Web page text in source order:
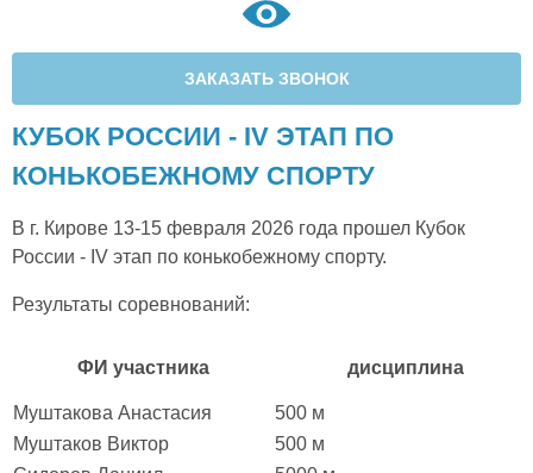
ЗАКАЗАТЬ ЗВОНОК
КУБОК РОССИИ - IV ЭТАП ПО
КОНЬКОБЕЖНОМУ СПОРТУ
В г. Кирове 13-15 февраля 2026 года прошел Кубок
России - IV этап по конькобежному спорту.
Результаты соревнований:
ФИ участника дисциплина
Муштакова Анастасия
500 м
Муштаков Виктор
500 м